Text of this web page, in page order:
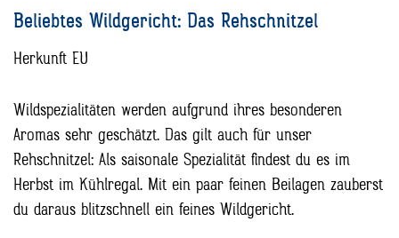
Enter)
Beliebtes Wildgericht: Das Rehschnitzel
Herkunft EU
Wildspezialitäten werden aufgrund ihres besonderen
Aromas sehr geschätzt. Das gilt auch für unser
Rehschnitzel: Als saisonale Spezialität findest du es im
Herbst im Kühlregal. Mit ein paar feinen Beilagen zauberst
du daraus blitzschnell ein feines Wildgericht.